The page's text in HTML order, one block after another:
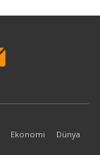
Ekonomi Dünya